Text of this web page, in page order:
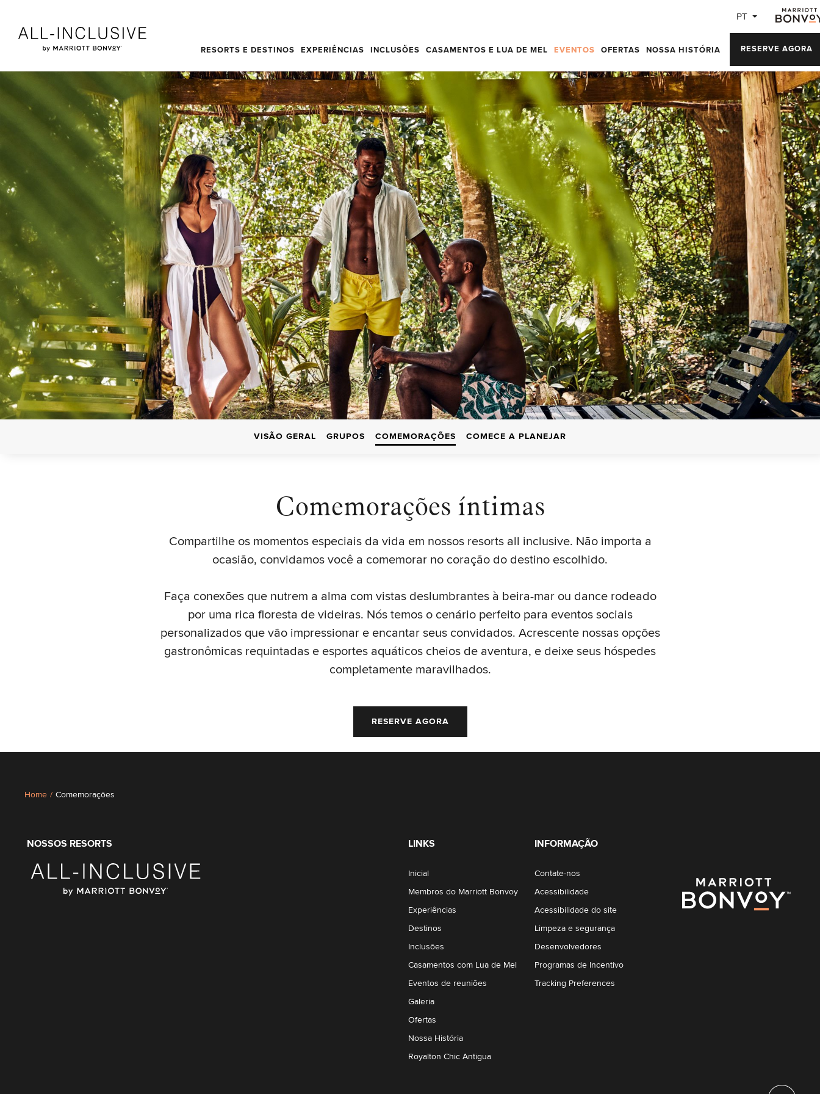
PT
RESORTS E DESTINOS EXPERIÊNCIAS INCLUSÕES CASAMENTOS E LUA DE MEL EVENTOS OFERTAS NOSSA HISTÓRIA RESERVE AGORA
VISÃO GERAL GRUPOS COMEMORAÇÕES COMECE A PLANEJAR
Comemorações íntimas
Compartilhe os momentos especiais da vida em nossos resorts all inclusive. Não importa a
ocasião, convidamos você a comemorar no coração do destino escolhido.
Faça conexões que nutrem a alma com vistas deslumbrantes à beira-mar ou dance rodeado
por uma rica floresta de videiras. Nós temos o cenário perfeito para eventos sociais
personalizados que vão impressionar e encantar seus convidados. Acrescente nossas opções
gastronômicas requintadas e esportes aquáticos cheios de aventura, e deixe seus hóspedes
completamente maravilhados.
RESERVE AGORA
Home / Comemorações
NOSSOS RESORTS LINKS
Inicial
Membros do Marriott Bonvoy
Experiências
Destinos
Inclusões
Casamentos com Lua de Mel
Eventos de reuniões
Galeria
Ofertas
Nossa História
Royalton Chic Antigua
INFORMAÇÃO
Contate-nos
Acessibilidade
Acessibilidade do site
Limpeza e segurança
Desenvolvedores
Programas de Incentivo
Tracking Preferences